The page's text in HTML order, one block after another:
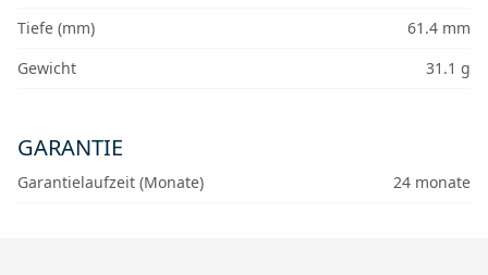
Tiefe (mm)
61.4 mm
Gewicht
31.1 g
GARANTIE
Garantielaufzeit (Monate) 24 monate